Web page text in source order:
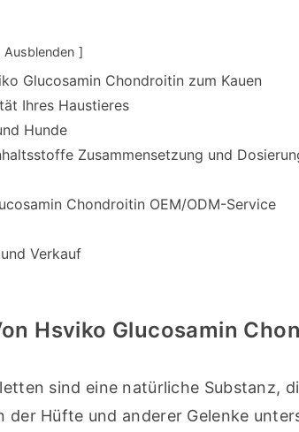
Ausblenden
Glucosamin Chondroitin zum Kauen
Ihres Haustieres
Hunde
Zusammensetzung und
Chondroitin OEM/ODM-Service
Verkauf
Hsviko Glucosamin
sind eine natürliche Substanz,
der Hüfte und anderer Gelenke